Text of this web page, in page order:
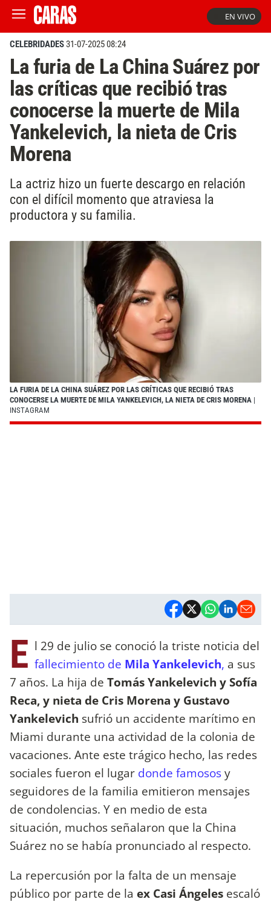
EN VIVO
CELEBRIDADES31-07-2025 08:24
La furia de La China Suárez por
las críticas que recibió tras
conocerse la muerte de Mila
Yankelevich, la nieta de Cris
Morena
La actriz hizo un fuerte descargo en relación
con el difícil momento que atraviesa la
productora y su familia.
LA FURIA DE LA CHINA SUÁREZ POR LAS CRÍTICAS QUE RECIBIÓ TRAS
CONOCERSE LA MUERTE DE MILA YANKELEVICH, LA NIETA DE CRIS MORENA |
INSTAGRAM
E l 29 de julio se conoció la triste noticia del
fallecimiento de Mila Yankelevich, a sus
7 años. La hija de Tomás Yankelevich y Sofía
Reca, y nieta de Cris Morena y Gustavo
Yankelevich sufrió un accidente marítimo en
Miami durante una actividad de la colonia de
vacaciones. Ante este trágico hecho, las redes
sociales fueron el lugar donde famososy
seguidores de la familia emitieron mensajes
de condolencias. Y en medio de esta
situación, muchos señalaron que la China
Suárez no se había pronunciado al respecto.
La repercusión por la falta de un mensaje
público por parte de la ex Casi Ángeles escaló